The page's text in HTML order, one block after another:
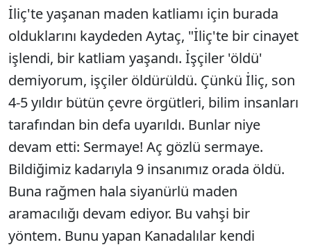
İliç'te yaşanan maden katliamı için burada
olduklarını kaydeden Aytaç, "İliç'te bir cinayet
işlendi, bir katliam yaşandı. İşçiler 'öldü'
demiyorum, işçiler öldürüldü. Çünkü İliç, son
4-5 yıldır bütün çevre örgütleri, bilim insanları
tarafından bin defa uyarıldı. Bunlar niye
devam etti: Sermaye! Aç gözlü sermaye.
Bildiğimiz kadarıyla 9 insanımız orada öldü.
Buna rağmen hala siyanürlü maden
aramacılığı devam ediyor. Bu vahşi bir
yöntem. Bunu yapan Kanadalılar kendi